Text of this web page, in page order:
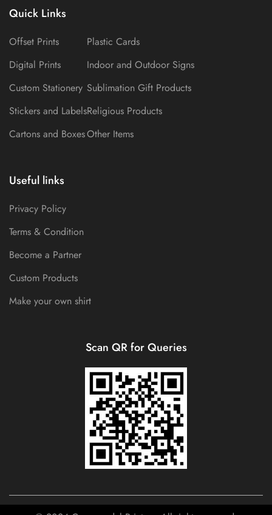
Quick Links
Offset Prints
Digital Prints
Custom Stationery
Stickers and Labels
Cartons and Boxes
Plastic Cards
Indoor and Outdoor Signs
Sublimation Gift Products
Religious Products
Other Items
Useful links
Privacy Policy
Terms & Condition
Become a Partner
Custom Products
Make your own shirt
Scan QR for Queries